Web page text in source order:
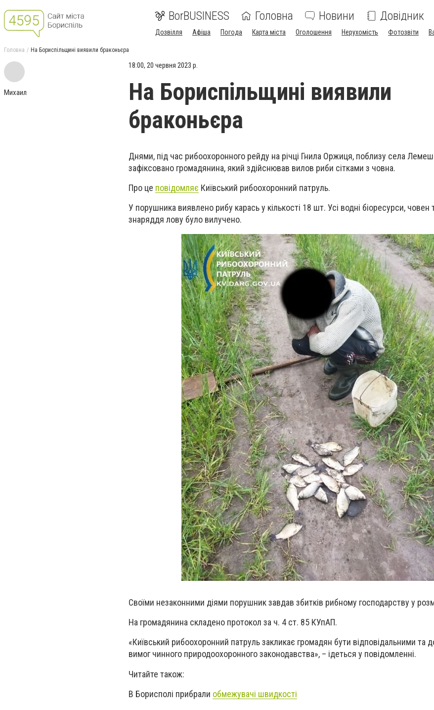
BorBUSINESS Головна Новини Довідник
Дозвілля Афіша Погода Карта міста Оголошення Нерухомість Фотозвіти
Головна На Бориспільщині виявили браконьєра
Михаил
18:00, 20 червня 2023 р.
На Бориспільщині виявили
браконьєра
Днями, під час рибоохоронного рейду на річці Гнила Оржиця, поблизу села
зафіксовано громадянина, який здійснював вилов риби сітками з човна.
Про це повідомляє Київський рибоохоронний патруль.
У порушника виявлено рибу карась у кількості 18 шт. Усі водні біоресурси, човен
знаряддя лову було вилучено.
Своїми незаконними діями порушник завдав збитків рибному господарству у
На громадянина складено протокол за ч. 4 ст. 85 КУпАП.
«Київський рибоохоронний патруль закликає громадян бути відповідальними та
вимог чинного природоохоронного законодавства», – ідеться у повідомленні.
Читайте також:
В Борисполі прибрали обмежувачі швидкості